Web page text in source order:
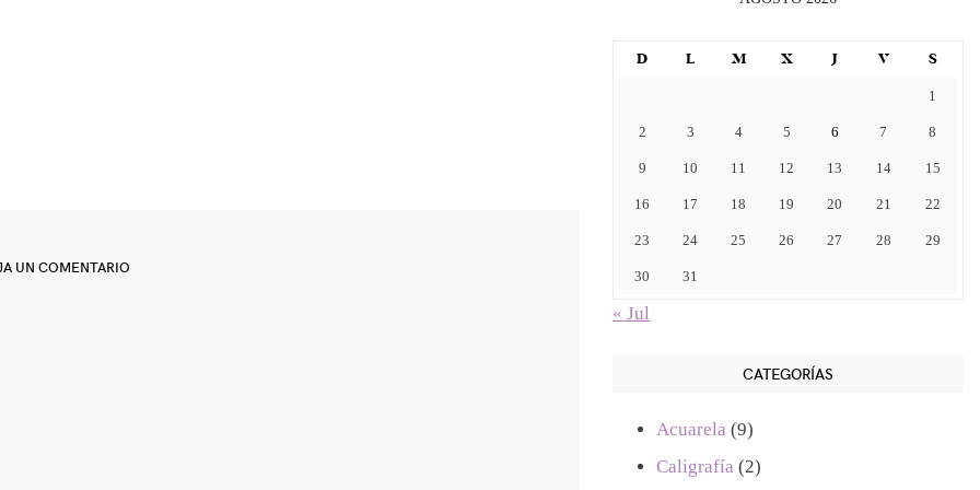
UN COMENTARIO
D L M X J V S
1
2 3 4 5 6 7 8
9 10 11 12 13 14 15
16 17 18 19 20 21 22
23 24 25 26 27 28 29
30 31
« Jul
CATEGORÍAS
Acuarela (9)
Caligrafía (2)